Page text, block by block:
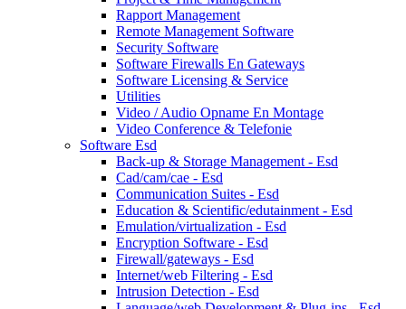
Rapport Management
Remote Management Software
Security Software
Software Firewalls En Gateways
Software Licensing & Service
Utilities
Video / Audio Opname En Montage
Video Conference & Telefonie
Software Esd
Back-up & Storage Management - Esd
Cad/cam/cae - Esd
Communication Suites - Esd
Education & Scientific/edutainment - Esd
Emulation/virtualization - Esd
Encryption Software - Esd
Firewall/gateways - Esd
Internet/web Filtering - Esd
Intrusion Detection - Esd